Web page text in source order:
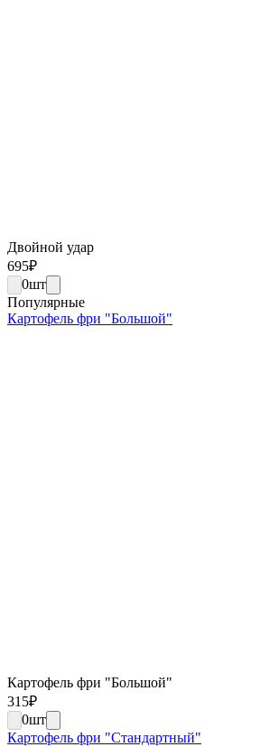
Двойной удар
695₽
0шт
Популярные
Картофель фри "Большой"
Картофель фри "Большой"
315₽
0шт
Картофель фри "Стандартный"